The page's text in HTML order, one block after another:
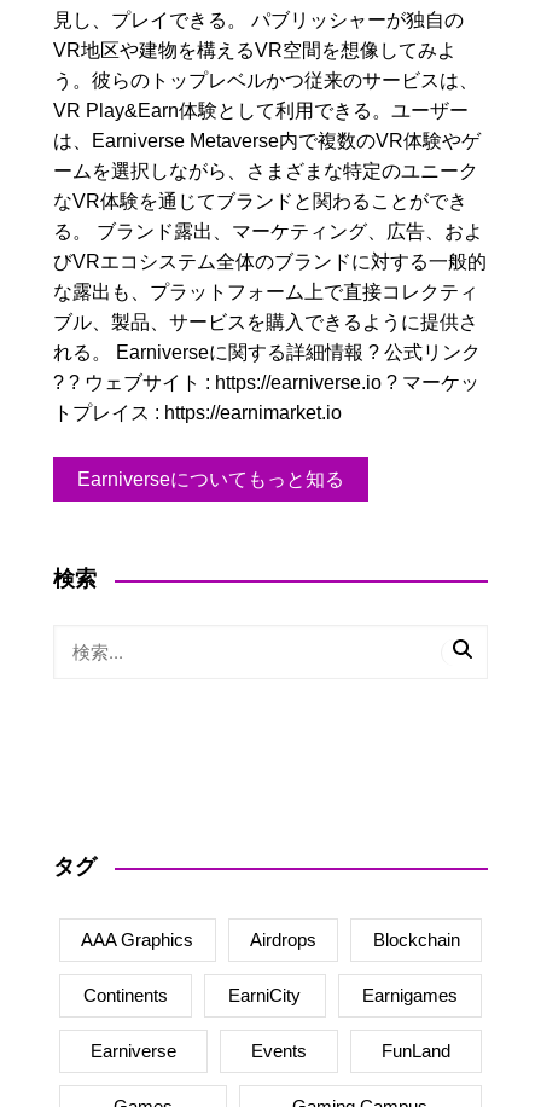
見し、プレイできる。 パブリッシャーが独自の
VR地区や建物を構えるVR空間を想像してみよ
う。彼らのトップレベルかつ従来のサービスは、
VR Play&Earn体験として利用できる。ユーザー
は、Earniverse Metaverse内で複数のVR体験やゲ
ームを選択しながら、さまざまな特定のユニーク
なVR体験を通じてブランドと関わることができ
る。 ブランド露出、マーケティング、広告、およ
びVRエコシステム全体のブランドに対する一般的
な露出も、プラットフォーム上で直接コレクティ
ブル、製品、サービスを購入できるように提供さ
れる。 Earniverseに関する詳細情報 ? 公式リンク
? ? ウェブサイト : https://earniverse.io ? マーケッ
トプレイス : https://earnimarket.io
Earniverseについてもっと知る
検索
タグ
AAA Graphics Airdrops Blockchain
Continents EarniCity Earnigames
Earniverse Events FunLand